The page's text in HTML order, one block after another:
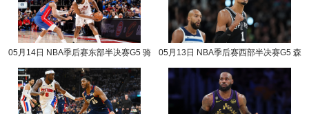
05月14日 NBA季后赛东部半决赛G5 骑
05月13日 NBA季后赛西部半决赛G5 森